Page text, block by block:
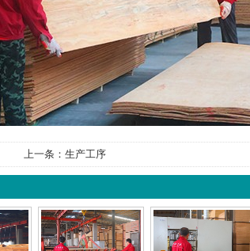
上一条：生产工序